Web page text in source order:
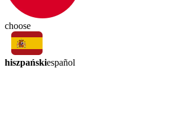
choose
hiszpańskiespañol